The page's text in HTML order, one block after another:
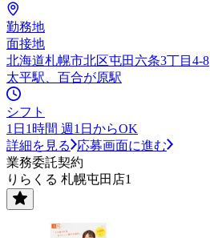
勤務地
面接地
北海道札幌市北区屯田六条3丁目4-8
太平駅、百合が原駅
シフト
1日1時間 週1日からOK
詳細を見る
応募画面に進む
業務委託契約
りらくる 札幌屯田店1